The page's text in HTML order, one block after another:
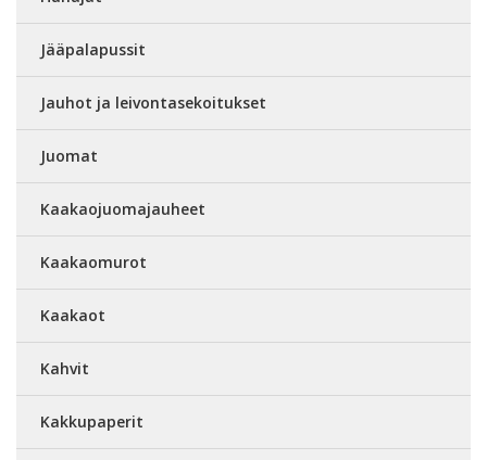
Jääpalapussit
Jauhot ja leivontasekoitukset
Juomat
Kaakaojuomajauheet
Kaakaomurot
Kaakaot
Kahvit
Kakkupaperit